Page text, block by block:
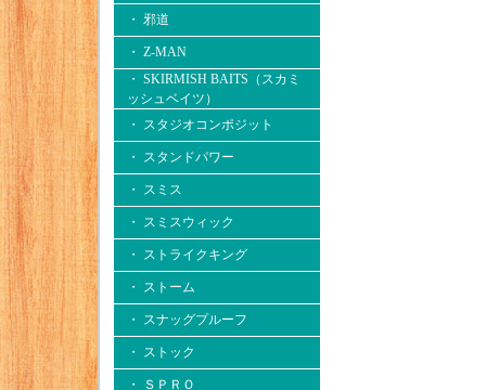
・ 邪道
・ Z-MAN
・ SKIRMISH BAITS（スカミ
ッシュベイツ）
・ スタジオコンポジット
・ スタンドパワー
・ スミス
・ スミスウィック
・ ストライクキング
・ ストーム
・ スナッグプルーフ
・ ストック
・ ＳＰＲＯ